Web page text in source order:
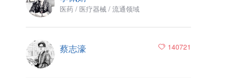
医药 / 医疗器械 / 流通领域
140721
蔡志濠